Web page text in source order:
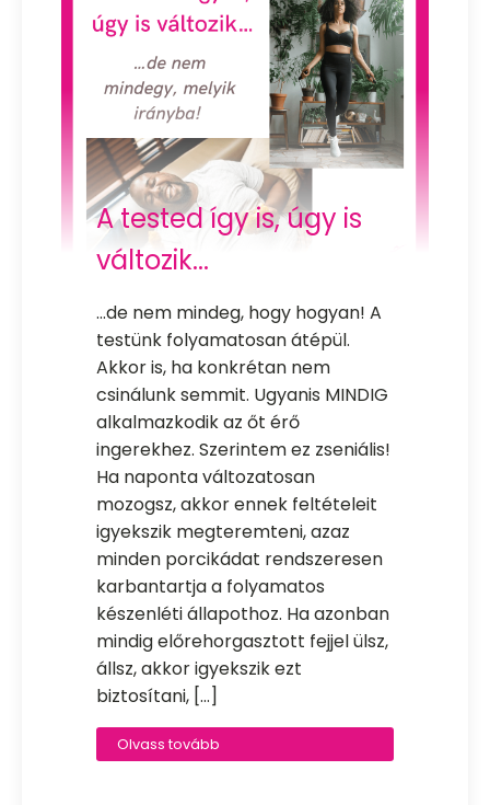
A tested így is, úgy is
változik...
...de nem mindeg, hogy hogyan! A
testünk folyamatosan átépül.
Akkor is, ha konkrétan nem
csinálunk semmit. Ugyanis MINDIG
alkalmazkodik az őt érő
ingerekhez. Szerintem ez zseniális!
Ha naponta változatosan
mozogsz, akkor ennek feltételeit
igyekszik megteremteni, azaz
minden porcikádat rendszeresen
karbantartja a folyamatos
készenléti állapothoz. Ha azonban
mindig előrehorgasztott fejjel ülsz,
állsz, akkor igyekszik ezt
biztosítani, […]
Olvass tovább